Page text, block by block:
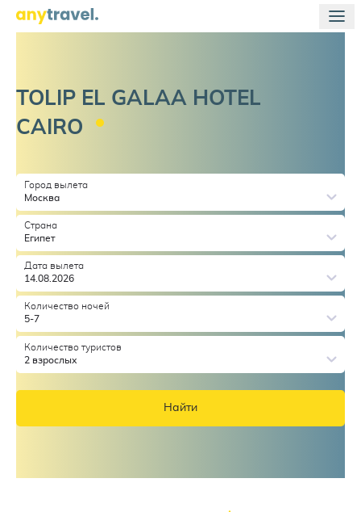
TOLIP EL GALAA HOTEL
CAIRO
Город вылета
Москва
Страна
Египет
Дата вылета
14.08.2026
Количество ночей
5-7
Количество туристов
2 взрослых
Найти